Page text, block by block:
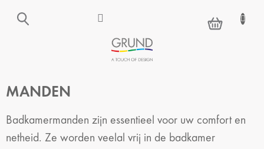
NÁKUPNÍ
KOŠÍK
MANDEN
Badkamermanden zijn essentieel voor uw comfort en
netheid. Ze worden veelal vrij in de badkamer